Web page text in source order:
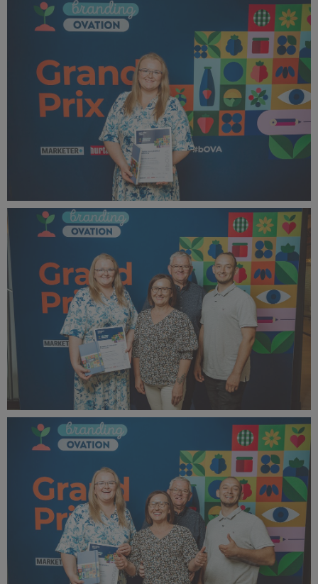
bOVA 2024 (34).jpg
bOVA 2024 (35).jpg